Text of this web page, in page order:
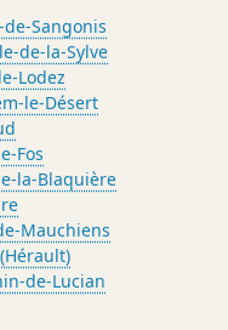
Sangonis
de-la-Sylve
Lodez
le-Désert
Fos
la-Blaquière
Mauchiens
de-Lucian